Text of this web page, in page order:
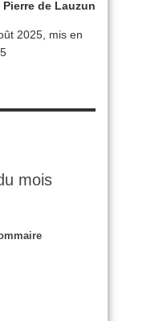
Pierre de Lauzun
2025, mis en
mois